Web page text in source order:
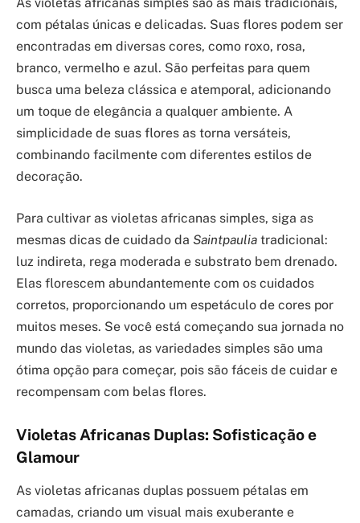
As violetas africanas simples são as mais tradicionais,
com pétalas únicas e delicadas. Suas flores podem ser
encontradas em diversas cores, como roxo, rosa,
branco, vermelho e azul. São perfeitas para quem
busca uma beleza clássica e atemporal, adicionando
um toque de elegância a qualquer ambiente. A
simplicidade de suas flores as torna versáteis,
combinando facilmente com diferentes estilos de
decoração.
Para cultivar as violetas africanas simples, siga as
mesmas dicas de cuidado da Saintpaulia tradicional:
luz indireta, rega moderada e substrato bem drenado.
Elas florescem abundantemente com os cuidados
corretos, proporcionando um espetáculo de cores por
muitos meses. Se você está começando sua jornada no
mundo das violetas, as variedades simples são uma
ótima opção para começar, pois são fáceis de cuidar e
recompensam com belas flores.
Violetas Africanas Duplas: Sofisticação e
Glamour
As violetas africanas duplas possuem pétalas em
camadas, criando um visual mais exuberante e